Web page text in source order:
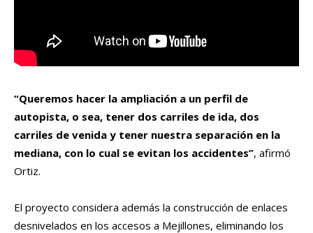
“Queremos hacer la ampliación a un perfil de
autopista, o sea, tener dos carriles de ida, dos
carriles de venida y tener nuestra separación en la
mediana, con lo cual se evitan los accidentes”, afirmó
Ortiz.
El proyecto considera además la construcción de enlaces
desnivelados en los accesos a Mejillones, eliminando los